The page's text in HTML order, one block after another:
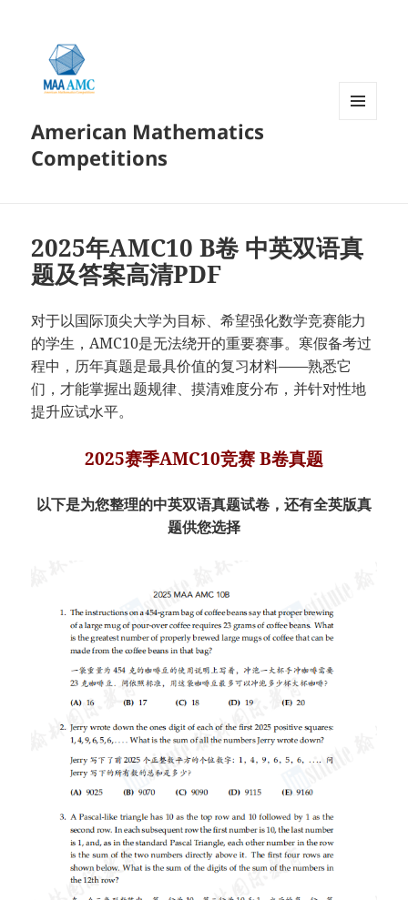
American Mathematics
Competitions
2025年AMC10 B卷 中英双语真
题及答案高清PDF
对于以国际顶尖大学为目标、希望强化数学竞赛能力
的学生，AMC10是无法绕开的重要赛事。寒假备考过
程中，历年真题是最具价值的复习材料——熟悉它
们，才能掌握出题规律、摸清难度分布，并针对性地
提升应试水平。
2025赛季AMC10竞赛 B卷真题
以下是为您整理的中英双语真题试卷，还有全英版真
题供您选择